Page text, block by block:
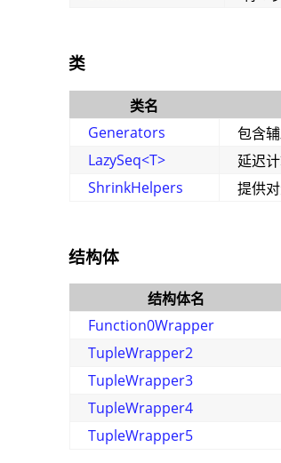
类
类名
Generators
包含
LazySeq<T>
延迟
ShrinkHelpers
提供
结构体
结构体名
Function0Wrapper
TupleWrapper2
TupleWrapper3
TupleWrapper4
TupleWrapper5